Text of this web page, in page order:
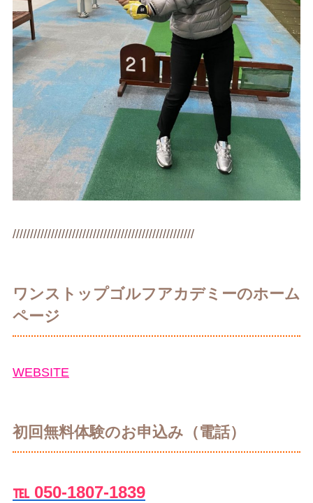
////////////////////////////////////////////////////
ワンストップゴルフアカデミーのホーム
ページ
WEBSITE
初回無料体験のお申込み（電話）
℡ 050-1807-1839